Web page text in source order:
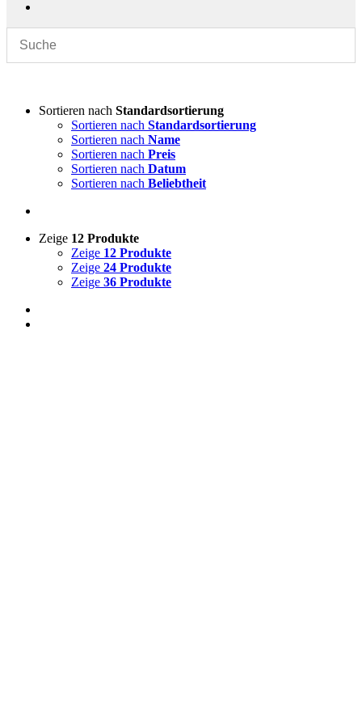
Sortieren nach Standardsortierung
Sortieren nach Standardsortierung
Sortieren nach Name
Sortieren nach Preis
Sortieren nach Datum
Sortieren nach Beliebtheit
Zeige 12 Produkte
Zeige 12 Produkte
Zeige 24 Produkte
Zeige 36 Produkte